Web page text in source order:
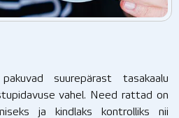
suurepärast tasakaalu
vahel. Need rattad on
ja kindlaks kontrolliks nii